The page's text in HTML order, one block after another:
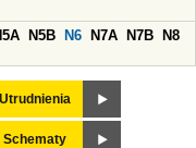
N5B N6 N7A N7B
N8
Utrudnienia
Schematy